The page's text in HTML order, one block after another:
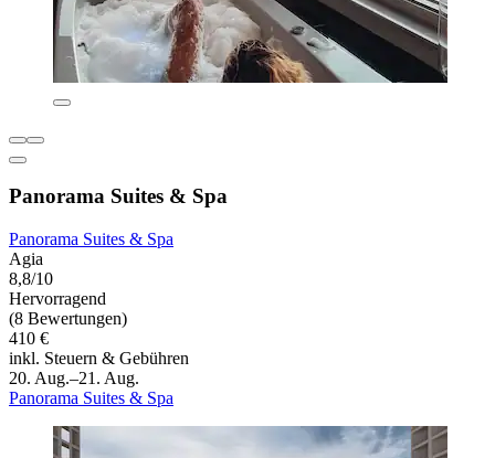
Panorama Suites & Spa
Panorama Suites & Spa
Agia
8,8/10
Hervorragend
(8 Bewertungen)
410 €
inkl. Steuern & Gebühren
20. Aug.–21. Aug.
Panorama Suites & Spa